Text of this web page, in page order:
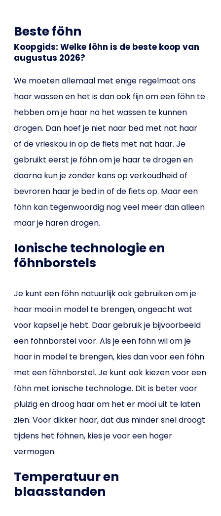
Beste föhn
Koopgids: Welke föhn is de beste koop van
augustus 2026?
We moeten allemaal met enige regelmaat ons
haar wassen en het is dan ook fijn om een föhn te
hebben om je haar na het wassen te kunnen
drogen. Dan hoef je niet naar bed met nat haar
of de vrieskou in op de fiets met nat haar. Je
gebruikt eerst je föhn om je haar te drogen en
daarna kun je zonder kans op verkoudheid of
bevroren haar je bed in of de fiets op. Maar een
föhn kan tegenwoordig nog veel meer dan alleen
maar je haren drogen.
Ionische technologie en
föhnborstels
Je kunt een föhn natuurlijk ook gebruiken om je
haar mooi in model te brengen, ongeacht wat
voor kapsel je hebt. Daar gebruik je bijvoorbeeld
een föhnborstel voor. Als je een föhn wil om je
haar in model te brengen, kies dan voor een föhn
met een föhnborstel. Je kunt ook kiezen voor een
föhn met ionische technologie. Dit is beter voor
pluizig en droog haar om het er mooi uit te laten
zien. Voor dikker haar, dat dus minder snel droogt
tijdens het föhnen, kies je voor een hoger
vermogen.
Temperatuur en
blaasstanden